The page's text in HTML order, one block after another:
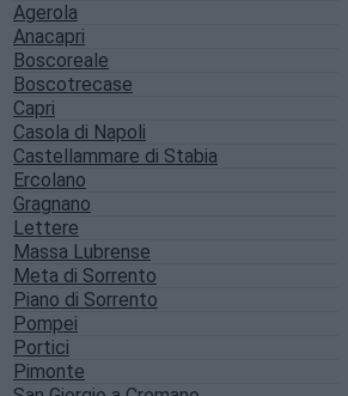
Agerola
Anacapri
Boscoreale
Boscotrecase
Capri
Casola di Napoli
Castellammare di Stabia
Ercolano
Gragnano
Lettere
Massa Lubrense
Meta di Sorrento
Piano di Sorrento
Pompei
Portici
Pimonte